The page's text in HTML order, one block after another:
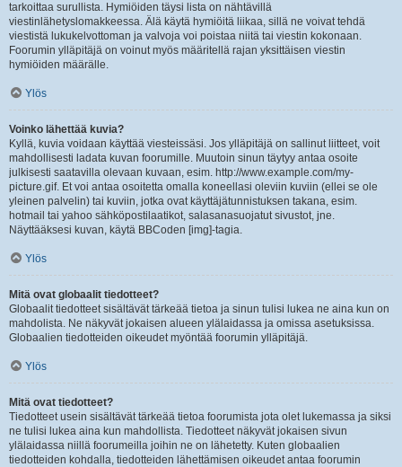
tarkoittaa surullista. Hymiöiden täysi lista on nähtävillä
viestinlähetyslomakkeessa. Älä käytä hymiöitä liikaa, sillä ne voivat tehdä
viestistä lukukelvottoman ja valvoja voi poistaa niitä tai viestin kokonaan.
Foorumin ylläpitäjä on voinut myös määritellä rajan yksittäisen viestin
hymiöiden määrälle.
Ylös
Voinko lähettää kuvia?
Kyllä, kuvia voidaan käyttää viesteissäsi. Jos ylläpitäjä on sallinut liitteet, voit
mahdollisesti ladata kuvan foorumille. Muutoin sinun täytyy antaa osoite
julkisesti saatavilla olevaan kuvaan, esim. http://www.example.com/my-
picture.gif. Et voi antaa osoitetta omalla koneellasi oleviin kuviin (ellei se ole
yleinen palvelin) tai kuviin, jotka ovat käyttäjätunnistuksen takana, esim.
hotmail tai yahoo sähköpostilaatikot, salasanasuojatut sivustot, jne.
Näyttääksesi kuvan, käytä BBCoden [img]-tagia.
Ylös
Mitä ovat globaalit tiedotteet?
Globaalit tiedotteet sisältävät tärkeää tietoa ja sinun tulisi lukea ne aina kun on
mahdolista. Ne näkyvät jokaisen alueen ylälaidassa ja omissa asetuksissa.
Globaalien tiedotteiden oikeudet myöntää foorumin ylläpitäjä.
Ylös
Mitä ovat tiedotteet?
Tiedotteet usein sisältävät tärkeää tietoa foorumista jota olet lukemassa ja siksi
ne tulisi lukea aina kun mahdollista. Tiedotteet näkyvät jokaisen sivun
ylälaidassa niillä foorumeilla joihin ne on lähetetty. Kuten globaalien
tiedotteiden kohdalla, tiedotteiden lähettämisen oikeudet antaa foorumin